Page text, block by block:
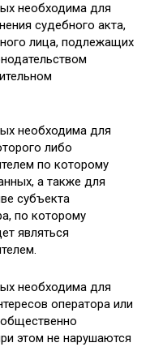
необходима для
судебного акта,
лица, подлежащих
необходима для
либо
по которому
а также для
субъекта
по которому
являться
необходима для
оператора или
этом не нарушаются